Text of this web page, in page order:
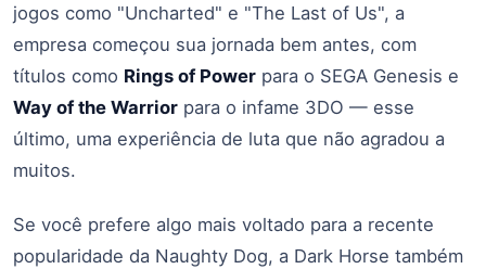
jogos como "Uncharted" e "The Last of Us", a
empresa começou sua jornada bem antes, com
títulos como Rings of Power para o SEGA Genesis e
Way of the Warrior para o infame 3DO — esse
último, uma experiência de luta que não agradou a
muitos.
Se você prefere algo mais voltado para a recente
popularidade da Naughty Dog, a Dark Horse também